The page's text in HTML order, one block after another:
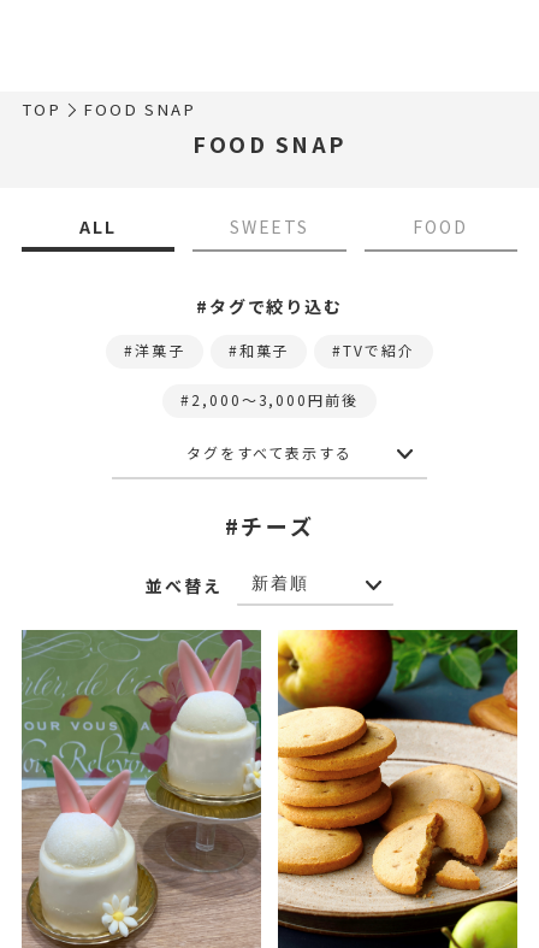
TOP FOOD SNAP
FOOD SNAP
ALL SWEETS FOOD
#タグで絞り込む
洋菓子 和菓子 TVで紹介
2,000〜3,000円前後
タグをすべて表示する
#チーズ
並べ替え